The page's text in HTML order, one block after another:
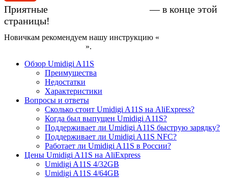
Приятные
— в конце этой
страницы!
Новичкам рекомендуем нашу инструкцию «
».
Обзор Umidigi A11S
Преимущества
Недостатки
Характеристики
Вопросы и ответы
Сколько стоит Umidigi A11S на AliExpress?
Когда был выпущен Umidigi A11S?
Поддерживает ли Umidigi A11S быструю зарядку?
Поддерживает ли Umidigi A11S NFC?
Работает ли Umidigi A11S в России?
Цены Umidigi A11S на AliExpress
Umidigi A11S 4/32GB
Umidigi A11S 4/64GB